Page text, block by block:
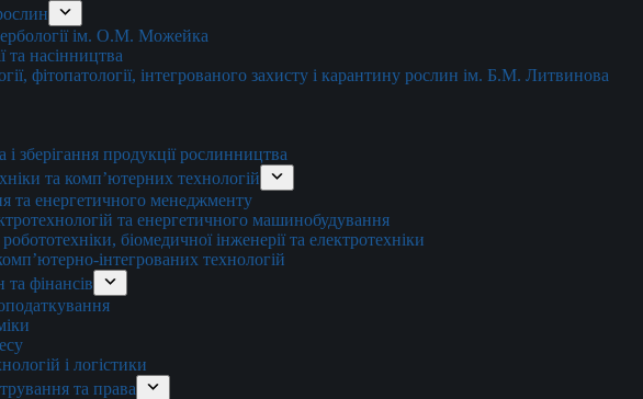
ім. О.М. Можейка
та насінництва
фітопатології, інтегрованого захисту і карантину рослин ім. Б.М. Литвинова
зберігання продукції рослинництва
та комп’ютерних технологій
та енергетичного менеджменту
та енергетичного машинобудування
біомедичної інженерії та електротехніки
інтегрованих технологій
фінансів
і логістики
та права